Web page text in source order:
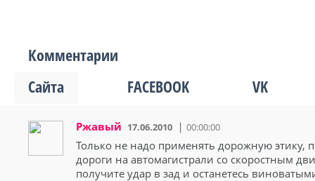
Комментарии
Сайта
FACEBOOK VK
Ржавый 17.06.2010 00:00:00
Только не надо применять дорожную этику,
дороги на автомагистрали со скоростным
получите удар в зад и останетесь